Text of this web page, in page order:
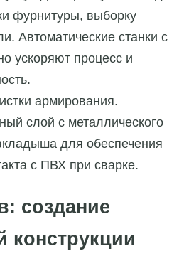
фурнитуры, выборку
Автоматические станки с
ускоряют процесс и
армирования.
слой с металлического
для обеспечения
с ПВХ при сварке.
создание
конструкции